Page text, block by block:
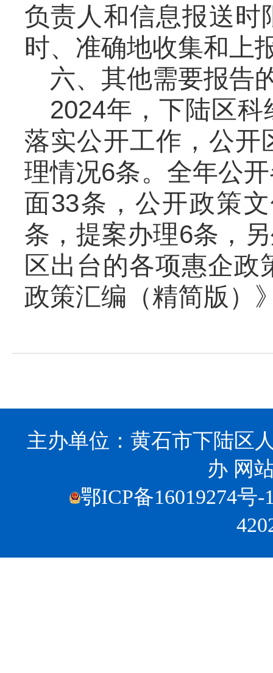
负责人和信息报送时
时、准确地收集和上
六、其他需要报告
2024年，下陆区
落实公开工作，公开
理情况6条。全年公
面33条，公开政策
条，提案办理6条，
区出台的各项惠企政
政策汇编（精简版）
主办单位：黄石市下陆区
办 网
鄂ICP备16019274号-